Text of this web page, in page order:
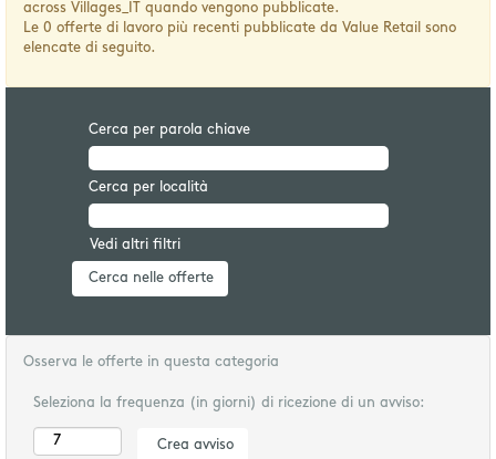
across Villages_IT quando vengono pubblicate.
Le 0 offerte di lavoro più recenti pubblicate da Value Retail sono
elencate di seguito.
Cerca per parola chiave
Cerca per località
Vedi altri filtri
Osserva le offerte in questa categoria
Seleziona la frequenza (in giorni) di ricezione di un avviso: